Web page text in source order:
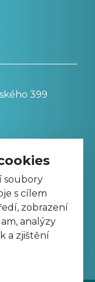
399
soubory
s cílem
zobrazení
analýzy
a zjištění